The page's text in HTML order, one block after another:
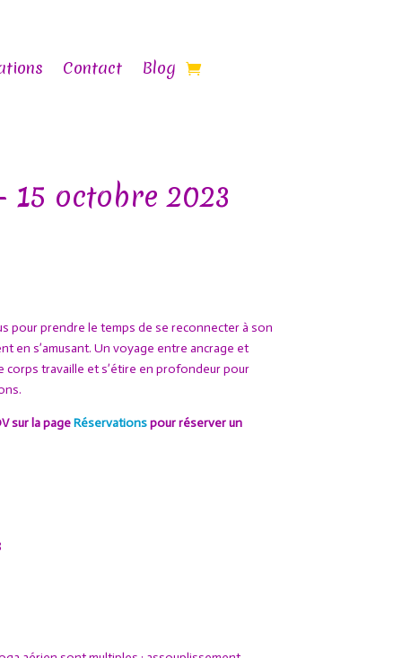
Contact Blog
15 octobre 2023
pour prendre le temps de se reconnecter à son
en s’amusant. Un voyage entre ancrage et
corps travaille et s’étire en profondeur pour
sur la pageRéservationspour réserver un